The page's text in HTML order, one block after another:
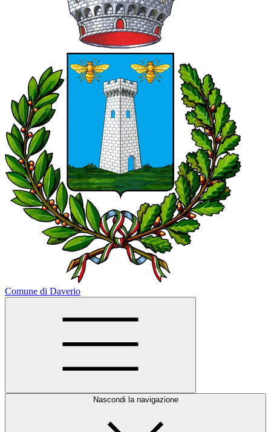
Comune di Daverio
Nascondi la navigazione